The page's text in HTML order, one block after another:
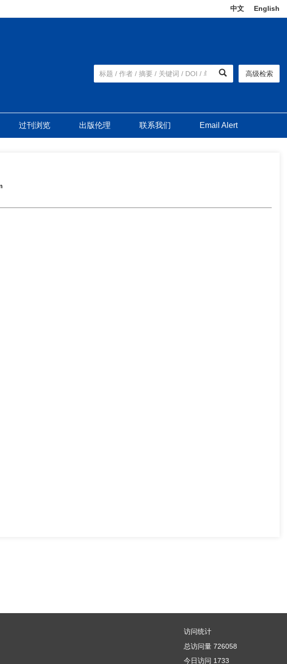
中文 English
高级检索
过刊浏览 出版伦理 联系我们 Email Alert
访问统计
总访问量 726058
今日访问 1733